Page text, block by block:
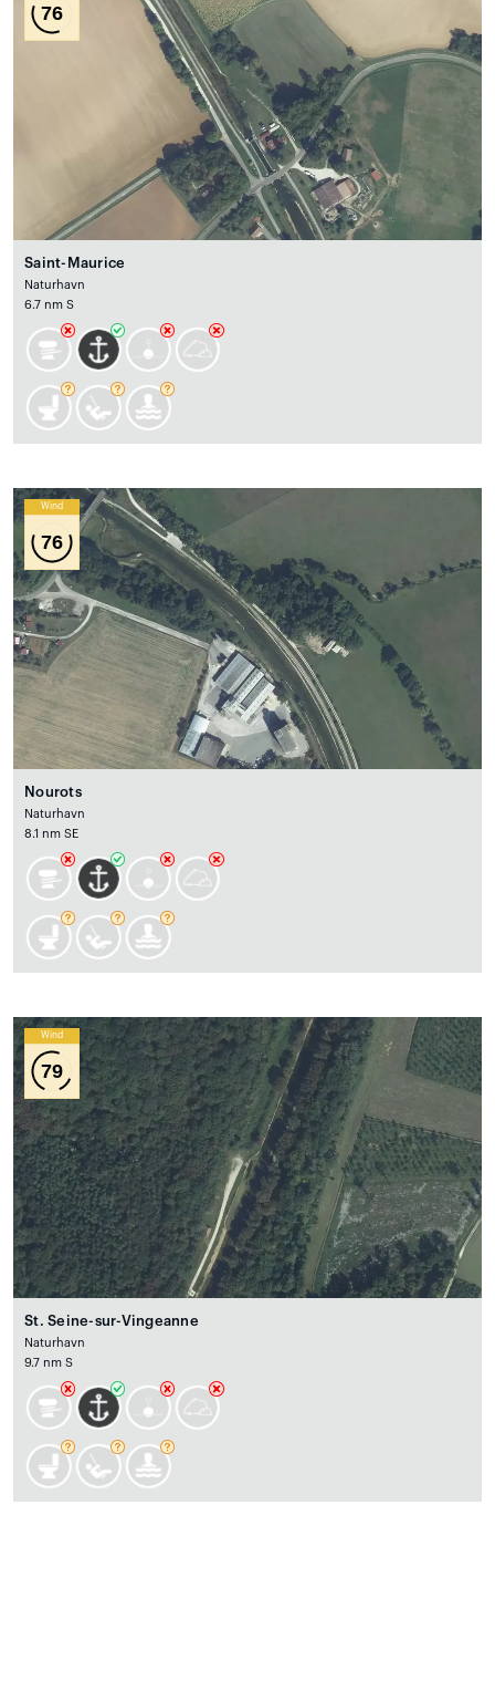
76
Saint-Maurice
Naturhavn
6.7 nm S
Wind
76
Nourots
Naturhavn
8.1 nm SE
Wind
79
St. Seine-sur-Vingeanne
Naturhavn
9.7 nm S